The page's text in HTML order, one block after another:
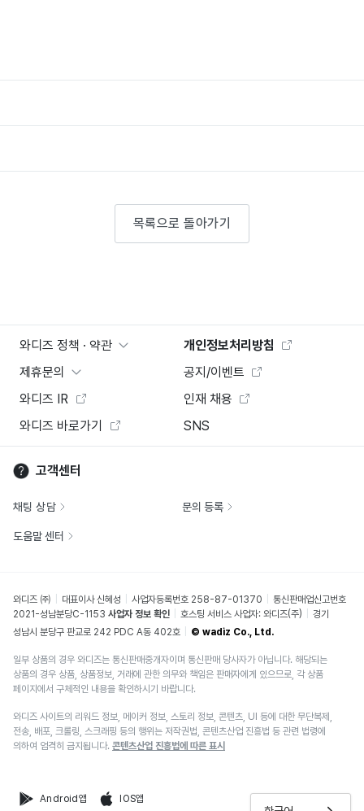
목록으로 돌아가기
와디즈 정책 · 약관
개인정보처리방침
제휴문의
공지/이벤트
와디즈 IR
인재 채용
와디즈 바로가기
SNS
고객센터
채팅 상담 문의 등록
도움말 센터
와디즈 ㈜ 대표이사 신혜성 사업자등록번호 258-87-01370
통신판매업신고번호
2021-성남분당C-1153 사업자 정보 확인 호스팅 서비스 사업자: 와디즈(주)
경기
성남시 분당구 판교로 242 PDC A동 402호
© wadiz Co., Ltd.
일부 상품의 경우 와디즈는 통신판매중개자이며 통신판매 당사자가 아닙니다. 해당되는
상품의 경우 상품, 상품정보, 거래에 관한 의무와 책임은 판매자에게 있으므로, 각 상품
페이지에서 구체적인 내용을 확인하시기 바랍니다.
와디즈 사이트의 리워드 정보, 메이커 정보, 스토리 정보, 콘텐츠, UI 등에 대한 무단복제,
전송, 배포, 크롤링, 스크래핑 등의 행위는 저작권법, 콘텐츠산업 진흥법 등 관련 법령에
의하여 엄격히 금지됩니다. 콘텐츠산업 진흥법에 따른 표시
Android앱 IOS앱